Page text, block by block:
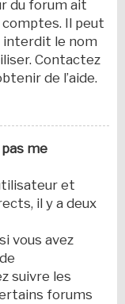
du forum ait
Il peut
interdit le nom
Contactez
de l’aide.
me
et
il y a deux
vous avez
suivre les
forums